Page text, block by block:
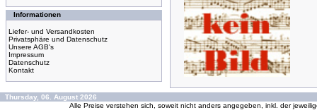
Informationen
Liefer- und Versandkosten
Privatsphäre und Datenschutz
Unsere AGB's
Impressum
Datenschutz
Kontakt
Thursday, 06. August 2026
Alle Preise verstehen sich, soweit nicht anders angegeben, inkl. der